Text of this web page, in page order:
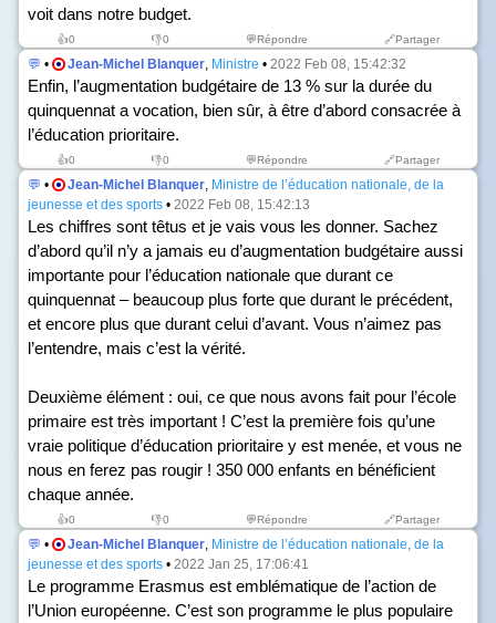
voit dans notre budget.
👍0 👎0 💬Répondre 🔗Partager
💬 • Jean-Michel Blanquer, Ministre • 2022 Feb 08, 15:42:32
Enfin, l’augmentation budgétaire de 13 % sur la durée du
quinquennat a vocation, bien sûr, à être d’abord consacrée à
l’éducation prioritaire.
👍0 👎0 💬Répondre 🔗Partager
💬 • Jean-Michel Blanquer, Ministre de l’éducation nationale, de la
jeunesse et des sports • 2022 Feb 08, 15:42:13
Les chiffres sont têtus et je vais vous les donner. Sachez
d’abord qu’il n’y a jamais eu d’augmentation budgétaire aussi
importante pour l’éducation nationale que durant ce
quinquennat – beaucoup plus forte que durant le précédent,
et encore plus que durant celui d’avant. Vous n’aimez pas
l’entendre, mais c’est la vérité.
Deuxième élément : oui, ce que nous avons fait pour l’école
primaire est très important ! C’est la première fois qu’une
vraie politique d’éducation prioritaire y est menée, et vous ne
nous en ferez pas rougir ! 350 000 enfants en bénéficient
chaque année.
👍0 👎0 💬Répondre 🔗Partager
💬 • Jean-Michel Blanquer, Ministre de l’éducation nationale, de la
jeunesse et des sports • 2022 Jan 25, 17:06:41
Le programme Erasmus est emblématique de l’action de
l’Union européenne. C’est son programme le plus populaire